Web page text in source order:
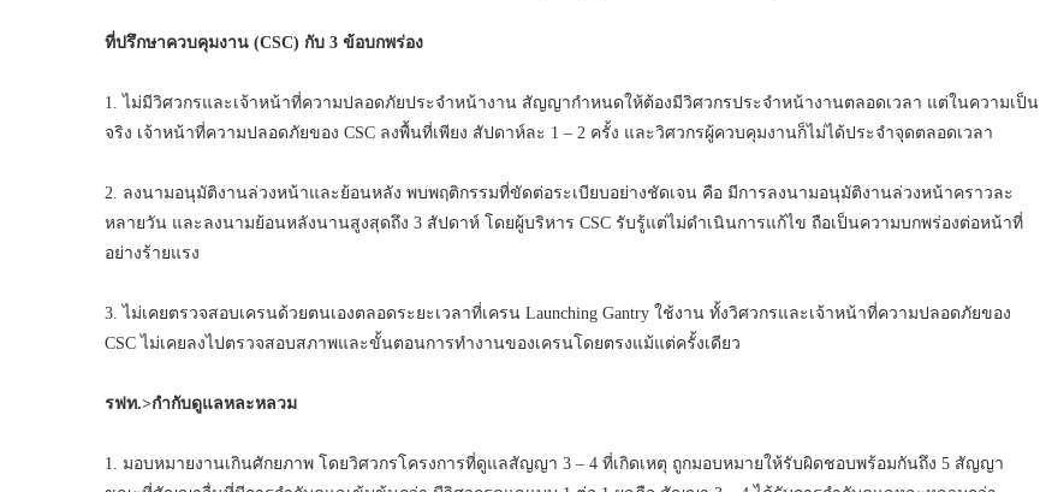
ที่ปรึกษาควบคุมงาน (CSC) กับ 3 ข้อบกพร่อง
1. ไม่มีวิศวกรและเจ้าหน้าที่ความปลอดภัยประจำหน้างาน สัญญากำหนดให้ต้องมีวิศวกรประจำหน้างานตลอดเวลา แต่ในความเป็น
จริง เจ้าหน้าที่ความปลอดภัยของ CSC ลงพื้นที่เพียง สัปดาห์ละ 1 – 2 ครั้ง และวิศวกรผู้ควบคุมงานก็ไม่ได้ประจำจุดตลอดเวลา
2. ลงนามอนุมัติงานล่วงหน้าและย้อนหลัง พบพฤติกรรมที่ขัดต่อระเบียบอย่างชัดเจน คือ มีการลงนามอนุมัติงานล่วงหน้าคราวละ
หลายวัน และลงนามย้อนหลังนานสูงสุดถึง 3 สัปดาห์ โดยผู้บริหาร CSC รับรู้แต่ไม่ดำเนินการแก้ไข ถือเป็นความบกพร่องต่อหน้าที่
อย่างร้ายแรง
3. ไม่เคยตรวจสอบเครนด้วยตนเองตลอดระยะเวลาที่เครน Launching Gantry ใช้งาน ทั้งวิศวกรและเจ้าหน้าที่ความปลอดภัยของ
CSC ไม่เคยลงไปตรวจสอบสภาพและขั้นตอนการทำงานของเครนโดยตรงแม้แต่ครั้งเดียว
รฟท.>กำกับดูแลหละหลวม
1. มอบหมายงานเกินศักยภาพ โดยวิศวกรโครงการที่ดูแลสัญญา 3 – 4 ที่เกิดเหตุ ถูกมอบหมายให้รับผิดชอบพร้อมกันถึง 5 สัญญา